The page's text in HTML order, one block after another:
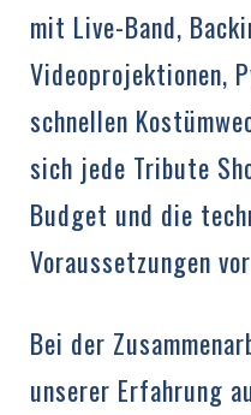
mit Live-Band,
Videoprojektionen,
schnellen
sich jede Tribute
Budget und die
Voraussetzungen
Bei der
unserer Erfahrung